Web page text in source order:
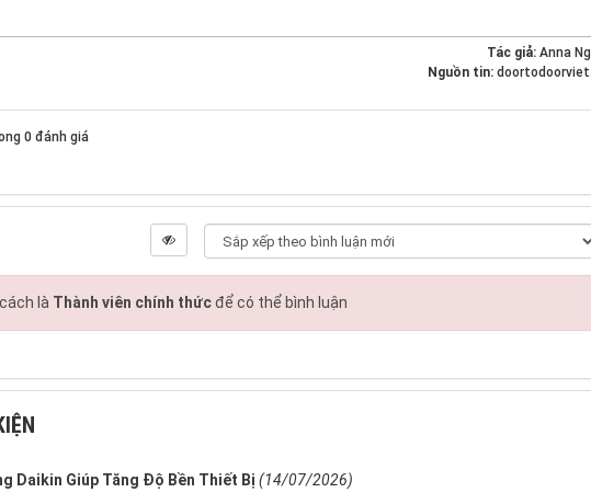
Tác giả: Anna
Nguồn tin:
0 đánh giá
là Thành viên chính thứcđể có thể bình luận
Daikin Giúp Tăng Độ Bền Thiết Bị (14/07/2026)